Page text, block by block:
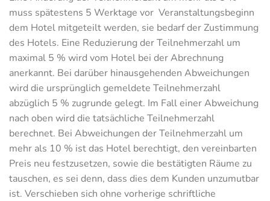
muss spätestens 5 Werktage vor Veranstaltungsbeginn
dem Hotel mitgeteilt werden, sie bedarf der Zustimmung
des Hotels. Eine Reduzierung der Teilnehmerzahl um
maximal 5 % wird vom Hotel bei der Abrechnung
anerkannt. Bei darüber hinausgehenden Abweichungen
wird die ursprünglich gemeldete Teilnehmerzahl
abzüglich 5 % zugrunde gelegt. Im Fall einer Abweichung
nach oben wird die tatsächliche Teilnehmerzahl
berechnet. Bei Abweichungen der Teilnehmerzahl um
mehr als 10 % ist das Hotel berechtigt, den vereinbarten
Preis neu festzusetzen, sowie die bestätigten Räume zu
tauschen, es sei denn, dass dies dem Kunden unzumutbar
ist. Verschieben sich ohne vorherige schriftliche